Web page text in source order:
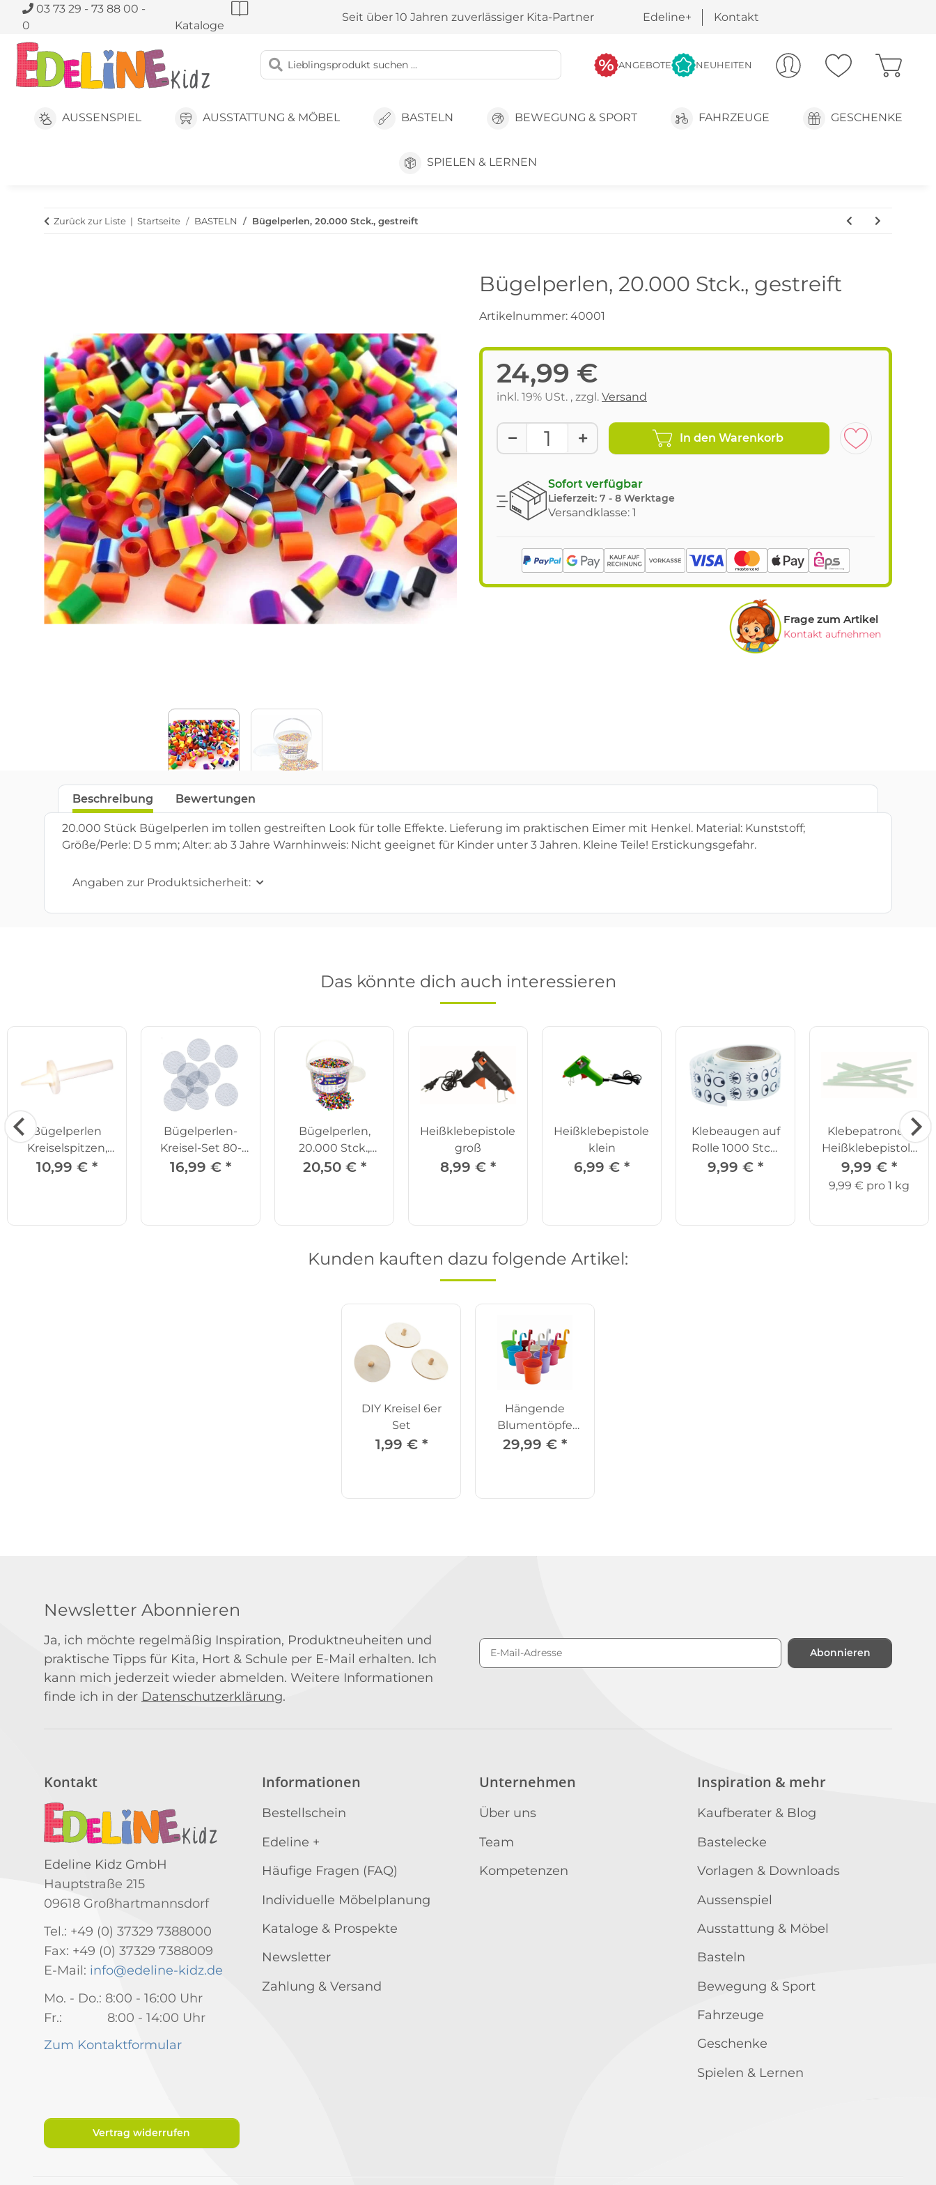
03 73 29 - 73 88 00 -
0
Kataloge
Seit über 10 Jahren zuverlässiger Kita-Partner Edeline+ Kontakt
ANGEBOTE NEUHEITEN
AUSSENSPIEL AUSSTATTUNG & MÖBEL BASTELN BEWEGUNG & SPORT FAHRZEUGE GESCHENKE
SPIELEN & LERNEN
Zurück zur Liste Startseite BASTELN Bügelperlen, 20.000 Stck., gestreift
Bügelperlen, 20.000 Stck., gestreift
Artikelnummer: 40001
24,99 €
inkl. 19% USt. , zzgl. Versand
In den Warenkorb
Sofort verfügbar
Lieferzeit: 7 - 8 Werktage
Versandklasse: 1
Frage zum Artikel
Kontakt aufnehmen
Beschreibung Bewertungen
20.000 Stück Bügelperlen im tollen gestreiften Look für tolle Effekte. Lieferung im praktischen Eimer mit Henkel. Material: Kunststoff;
Größe/Perle: D 5 mm; Alter: ab 3 Jahre Warnhinweis: Nicht geeignet für Kinder unter 3 Jahren. Kleine Teile! Erstickungsgefahr.
Angaben zur Produktsicherheit:
Das könnte dich auch interessieren
Bügelperlen
Kreiselspitzen,
90er Set
10,99 € *
Bügelperlen-
Kreisel-Set 80-
tlg.
16,99 € *
Bügelperlen,
20.000 Stck.,
bunt
20,50 € *
Heißklebepistole,
groß
8,99 € *
Heißklebepistole,
klein
6,99 € *
Klebeaugen auf
Rolle 1000 Stck.
sw
9,99 € *
Klebepatronen
Heißklebepistole
1 kg, D 11 mm
9,99 € *
9,99 € pro 1 kg
Kunden kauften dazu folgende Artikel:
DIY Kreisel 6er
Set
1,99 € *
Hängende
Blumentöpfe
bunt - 10er Set
29,99 € *
Newsletter Abonnieren
Ja, ich möchte regelmäßig Inspiration, Produktneuheiten und
praktische Tipps für Kita, Hort & Schule per E-Mail erhalten. Ich
kann mich jederzeit wieder abmelden. Weitere Informationen
finde ich in der Datenschutzerklärung.
Abonnieren
Kontakt
Edeline Kidz GmbH
Hauptstraße 215
09618 Großhartmannsdorf
Tel.: +49 (0) 37329 7388000
Fax: +49 (0) 37329 7388009
E-Mail: info@edeline-kidz.de
Mo. - Do.: 8:00 - 16:00 Uhr
Fr.: 8:00 - 14:00 Uhr
Zum Kontaktformular
Informationen
Bestellschein
Edeline +
Häufige Fragen (FAQ)
Individuelle Möbelplanung
Kataloge & Prospekte
Newsletter
Zahlung & Versand
Unternehmen
Über uns
Team
Kompetenzen
Inspiration & mehr
Kaufberater & Blog
Bastelecke
Vorlagen & Downloads
Aussenspiel
Ausstattung & Möbel
Basteln
Bewegung & Sport
Fahrzeuge
Geschenke
Spielen & Lernen
Vertrag widerrufen